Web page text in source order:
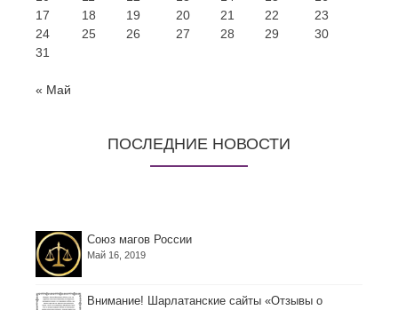
17
18 19 20 21 22
23
24
25 26 27 28 29
30
31
« Май
ПОСЛЕДНИЕ НОВОСТИ
Союз магов России
Май 16, 2019
Внимание! Шарлатанские сайты «Отзывы о